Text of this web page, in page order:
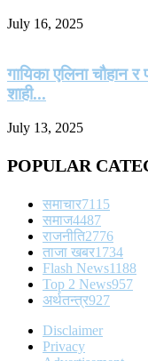
July 16, 2025
गायिका एलिना चौहान र
शाही...
July 13, 2025
POPULAR
समाचार7115
समाज4487
राजनीति2776
ताजा खबर1734
Flash News1188
Top 2 News957
अर्थतन्त्र927
Disclaimer
Privacy